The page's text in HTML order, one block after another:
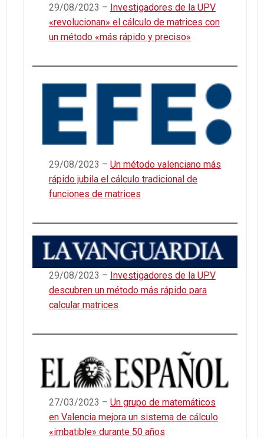
29/08/2023 – Investigadores de la UPV
«revolucionan» el cálculo de matrices con
un método «más rápido y preciso»
29/08/2023 – Un método valenciano más
rápido jubila el cálculo tradicional de
funciones de matrices
29/08/2023 – Investigadores de la UPV
descubren un método más rápido para
calcular matrices
27/03/2023 – Un grupo de matemáticos
en Valencia mejora un sistema de cálculo
«imbatible» durante 50 años